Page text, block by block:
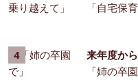
「自宅保
来年度か
「姉の卒園